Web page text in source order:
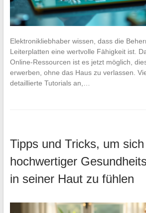
Elektronikliebhaber wissen, dass die
Leiterplatten eine wertvolle Fähigkeit ist.
Online-Ressourcen ist es jetzt möglich,
erwerben, ohne das Haus zu verlassen.
detaillierte Tutorials an,…
Tipps und Tricks, um
hochwertiger
in seiner Haut zu fühlen